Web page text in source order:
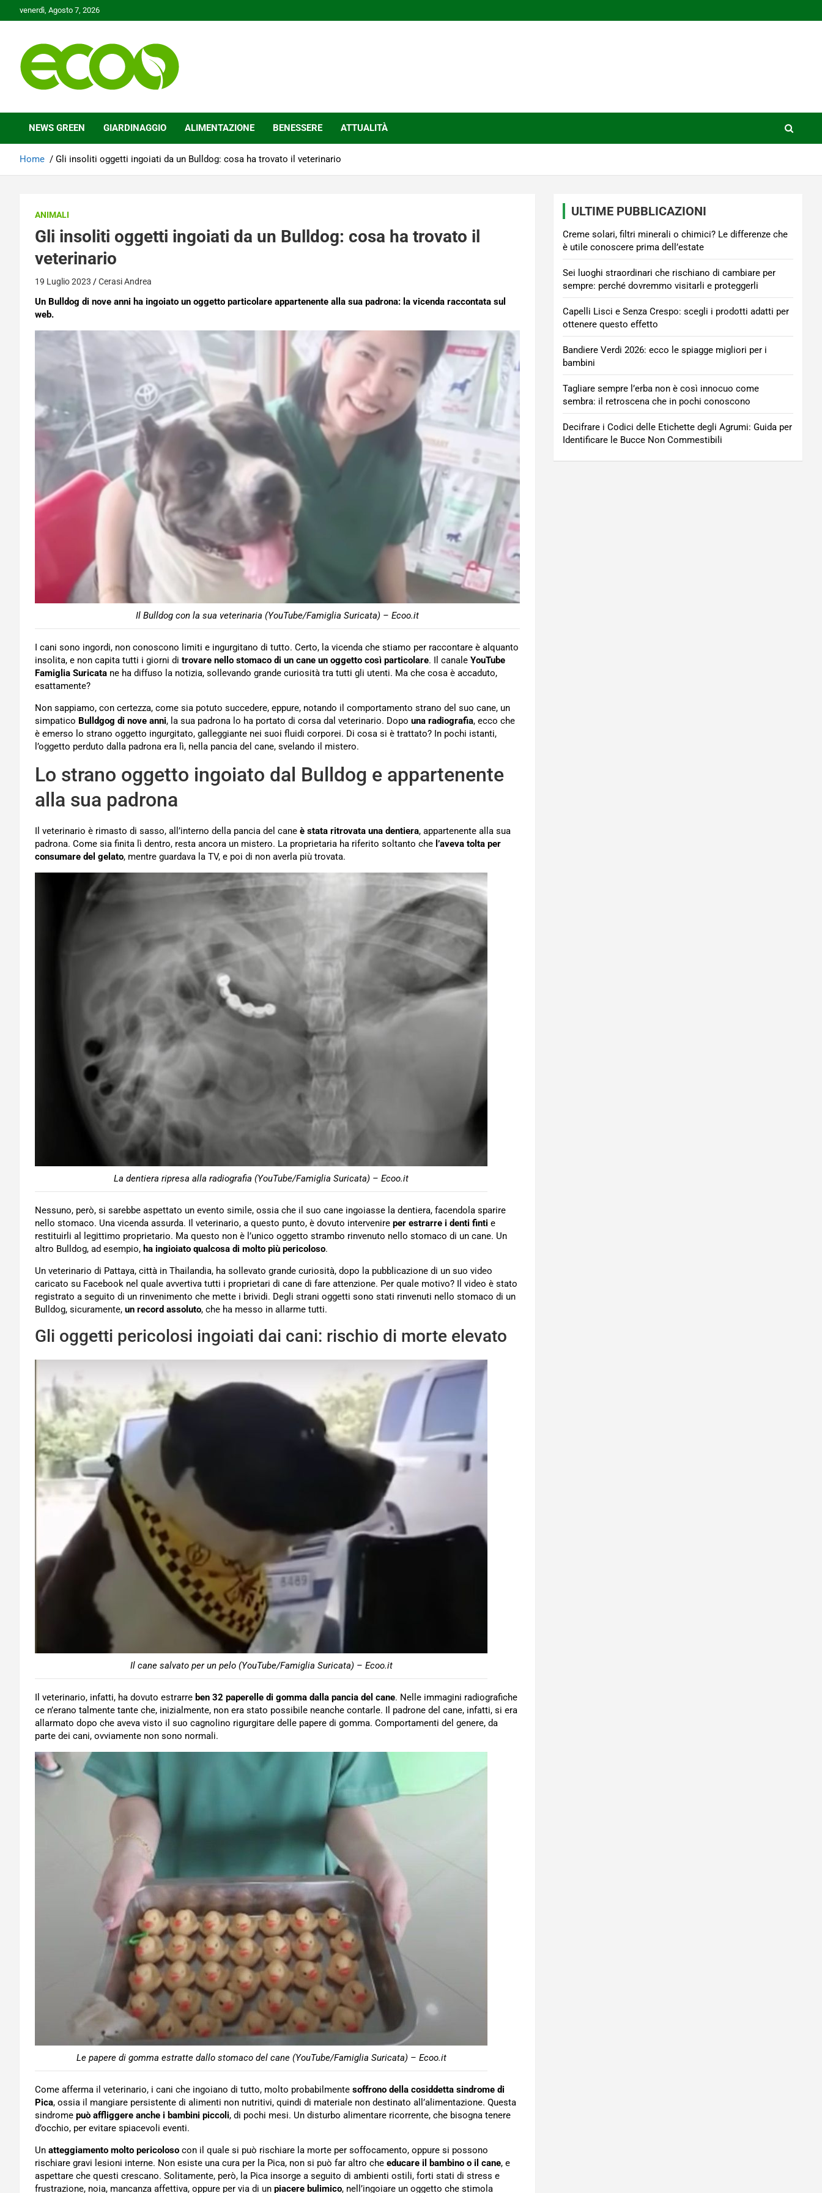
to
venerdì, Agosto 7, 2026
Ecoo.it
NEWS GREEN GIARDINAGGIO ALIMENTAZIONE BENESSERE ATTUALITÀ
Home Gli insoliti oggetti ingoiati da un Bulldog: cosa ha trovato il veterinario
ANIMALI
Gli insoliti oggetti ingoiati da un Bulldog: cosa ha trovato il
veterinario
19 Luglio 2023 Cerasi Andrea
Un Bulldog di nove anni ha ingoiato un oggetto particolare appartenente alla sua padrona: la vicenda raccontata sul
web.
Il Bulldog con la sua veterinaria (YouTube/Famiglia Suricata) – Ecoo.it
I cani sono ingordi, non conoscono limiti e ingurgitano di tutto. Certo, la vicenda che stiamo per raccontare è alquanto
insolita, e non capita tutti i giorni di trovare nello stomaco di un cane un oggetto così particolare. Il canale YouTube
Famiglia Suricata ne ha diffuso la notizia, sollevando grande curiosità tra tutti gli utenti. Ma che cosa è accaduto,
esattamente?
Non sappiamo, con certezza, come sia potuto succedere, eppure, notando il comportamento strano del suo cane, un
simpatico Bulldgog di nove anni, la sua padrona lo ha portato di corsa dal veterinario. Dopo una radiografia, ecco che
è emerso lo strano oggetto ingurgitato, galleggiante nei suoi fluidi corporei. Di cosa si è trattato? In pochi istanti,
l’oggetto perduto dalla padrona era lì, nella pancia del cane, svelando il mistero.
Lo strano oggetto ingoiato dal Bulldog e appartenente
alla sua padrona
Il veterinario è rimasto di sasso, all’interno della pancia del cane è stata ritrovata una dentiera, appartenente alla sua
padrona. Come sia finita lì dentro, resta ancora un mistero. La proprietaria ha riferito soltanto che l’aveva tolta per
consumare del gelato, mentre guardava la TV, e poi di non averla più trovata.
La dentiera ripresa alla radiografia (YouTube/Famiglia Suricata) – Ecoo.it
Nessuno, però, si sarebbe aspettato un evento simile, ossia che il suo cane ingoiasse la dentiera, facendola sparire
nello stomaco. Una vicenda assurda. Il veterinario, a questo punto, è dovuto intervenire per estrarre i denti finti e
restituirli al legittimo proprietario. Ma questo non è l’unico oggetto strambo rinvenuto nello stomaco di un cane. Un
altro Bulldog, ad esempio, ha ingioiato qualcosa di molto più pericoloso.
Un veterinario di Pattaya, città in Thailandia, ha sollevato grande curiosità, dopo la pubblicazione di un suo video
caricato su Facebook nel quale avvertiva tutti i proprietari di cane di fare attenzione. Per quale motivo? Il video è stato
registrato a seguito di un rinvenimento che mette i brividi. Degli strani oggetti sono stati rinvenuti nello stomaco di un
Bulldog, sicuramente, un record assoluto, che ha messo in allarme tutti.
Gli oggetti pericolosi ingoiati dai cani: rischio di morte elevato
Il cane salvato per un pelo (YouTube/Famiglia Suricata) – Ecoo.it
Il veterinario, infatti, ha dovuto estrarre ben 32 paperelle di gomma dalla pancia del cane. Nelle immagini radiografiche
ce n’erano talmente tante che, inizialmente, non era stato possibile neanche contarle. Il padrone del cane, infatti, si era
allarmato dopo che aveva visto il suo cagnolino rigurgitare delle papere di gomma. Comportamenti del genere, da
parte dei cani, ovviamente non sono normali.
Le papere di gomma estratte dallo stomaco del cane (YouTube/Famiglia Suricata) – Ecoo.it
Come afferma il veterinario, i cani che ingoiano di tutto, molto probabilmente soffrono della cosiddetta sindrome di
Pica, ossia il mangiare persistente di alimenti non nutritivi, quindi di materiale non destinato all’alimentazione. Questa
sindrome può affliggere anche i bambini piccoli, di pochi mesi. Un disturbo alimentare ricorrente, che bisogna tenere
d’occhio, per evitare spiacevoli eventi.
Un atteggiamento molto pericoloso con il quale si può rischiare la morte per soffocamento, oppure si possono
rischiare gravi lesioni interne. Non esiste una cura per la Pica, non si può far altro che educare il bambino o il cane, e
aspettare che questi crescano. Solitamente, però, la Pica insorge a seguito di ambienti ostili, forti stati di stress e
frustrazione, noia, mancanza affettiva, oppure per via di un piacere bulimico, nell’ingoiare un oggetto che stimola
ULTIME PUBBLICAZIONI
Creme solari, filtri minerali o chimici? Le differenze che
è utile conoscere prima dell’estate
Sei luoghi straordinari che rischiano di cambiare per
sempre: perché dovremmo visitarli e proteggerli
Capelli Lisci e Senza Crespo: scegli i prodotti adatti per
ottenere questo effetto
Bandiere Verdi 2026: ecco le spiagge migliori per i
bambini
Tagliare sempre l’erba non è così innocuo come
sembra: il retroscena che in pochi conoscono
Decifrare i Codici delle Etichette degli Agrumi: Guida per
Identificare le Bucce Non Commestibili